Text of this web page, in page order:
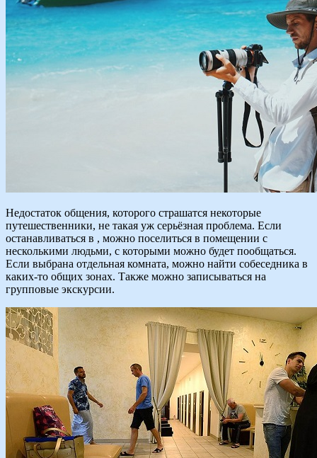
Недостаток общения, которого страшатся некоторые
путешественники, не такая уж серьёзная проблема. Если
останавливаться в , можно поселиться в помещении с
несколькими людьми, с которыми можно будет пообщаться.
Если выбрана отдельная комната, можно найти собеседника в
каких-то общих зонах. Также можно записываться на
групповые экскурсии.